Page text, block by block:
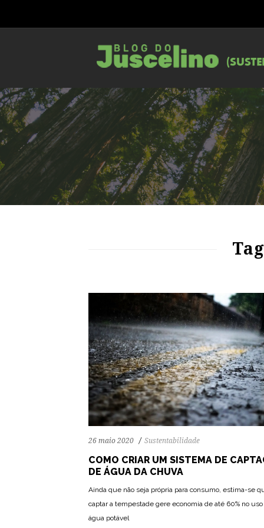
26 maio 2020 Sustentabilidade
COMO CRIAR UM SISTEMA DE
DE ÁGUA DA CHUVA
Ainda que não seja própria para consumo, estima-se
captar a tempestade gere economia de até 60% no
água potável